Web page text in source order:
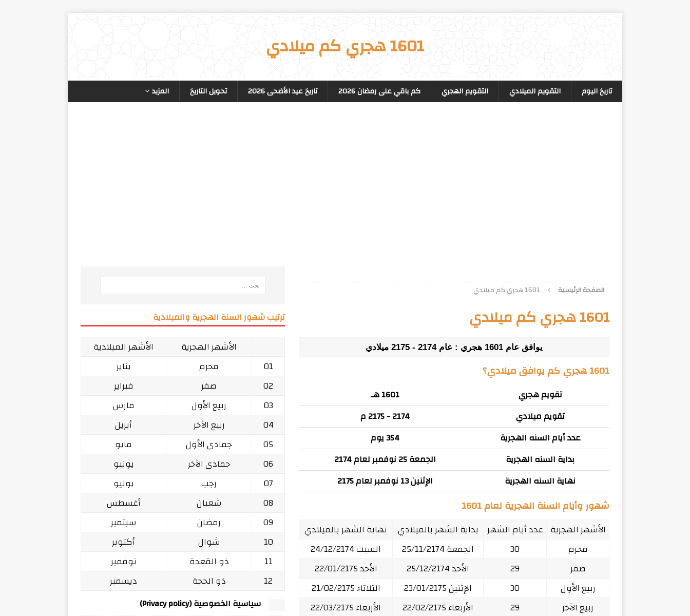
1601 هجري كم ميلادي
تاريخ اليوم التقويم الميلادي التقويم الهجري كم باقي على رمضان 2026 تاريخ عيد الأضحى 2026 تحويل التاريخ المزيد
الصفحة الرئيسية 1601 هجري كم ميلادي
1601 هجري كم ميلادي
يوافق عام 1601 هجري : عام 2174 - 2175 ميلادي
1601 هجري كم يوافق ميلادي؟
تقويم هجري
1601 هـ
تقويم ميلادي
2174 - 2175 م
عدد أيام السنه الهجرية
354 يوم
بداية السنه الهجرية
الجمعة 25 نوفمبر لعام 2174
نهاية السنه الهجرية
الإثنين 13 نوفمبر لعام 2175
شهور وأيام السنة الهجرية لعام 1601
الأشهر الهجرية عدد أيام الشهر بداية الشهر بالميلادي
نهاية الشهر بالميلادي
محرم
30 الجمعة 25/11/2174
السبت 24/12/2174
صفر
29 الأحد 25/12/2174
الأحد 22/01/2175
ربيع الأول
30 الإثنين 23/01/2175
الثلاثاء 21/02/2175
ربيع الآخر
29 الأربعاء 22/02/2175
الأربعاء 22/03/2175
ترتيب شهور السنة الهجرية والميلادية
الأشهر الهجرية
الأشهر الميلادية
01
محرم
يناير
02
صفر
فبراير
03
ربيع الأول
مارس
04
ربيع الآخر
أبريل
05
جمادى الأول
مايو
06
جمادى الآخر
يونيو
07
رجب
يوليو
08
شعبان
أغسطس
09
رمضان
سبتمبر
10
شوال
أكتوبر
11
ذو القعدة
نوفمبر
12
ذو الحجة ديسمبر
سياسية الخصوصية (Privacy policy)